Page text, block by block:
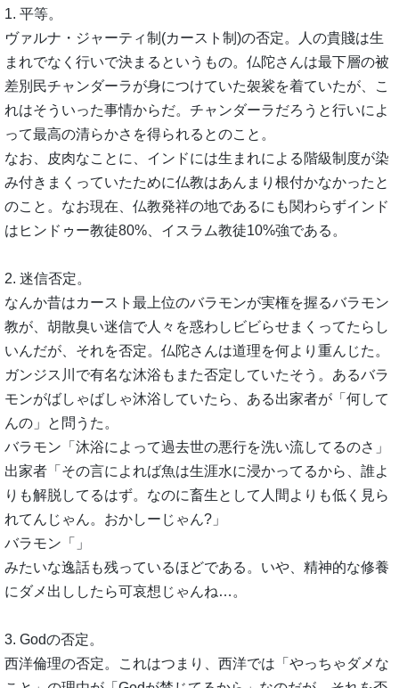
1. 平等。
ヴァルナ・ジャーティ制(カースト制)の否定。人の貴賤は生
まれでなく行いで決まるというもの。仏陀さんは最下層の被
差別民チャンダーラが身につけていた袈裟を着ていたが、こ
れはそういった事情からだ。チャンダーラだろうと行いによ
って最高の清らかさを得られるとのこと。
なお、皮肉なことに、インドには生まれによる階級制度が染
み付きまくっていたために仏教はあんまり根付かなかったと
のこと。なお現在、仏教発祥の地であるにも関わらずインド
はヒンドゥー教徒80%、イスラム教徒10%強である。
2. 迷信否定。
なんか昔はカースト最上位のバラモンが実権を握るバラモン
教が、胡散臭い迷信で人々を惑わしビビらせまくってたらし
いんだが、それを否定。仏陀さんは道理を何より重んじた。
ガンジス川で有名な沐浴もまた否定していたそう。あるバラ
モンがばしゃばしゃ沐浴していたら、ある出家者が「何して
んの」と問うた。
バラモン「沐浴によって過去世の悪行を洗い流してるのさ」
出家者「その言によれば魚は生涯水に浸かってるから、誰よ
りも解脱してるはず。なのに畜生として人間よりも低く見ら
れてんじゃん。おかしーじゃん?」
バラモン「」
みたいな逸話も残っているほどである。いや、精神的な修養
にダメ出ししたら可哀想じゃんね…。
3. Godの否定。
西洋倫理の否定。これはつまり、西洋では「やっちゃダメな